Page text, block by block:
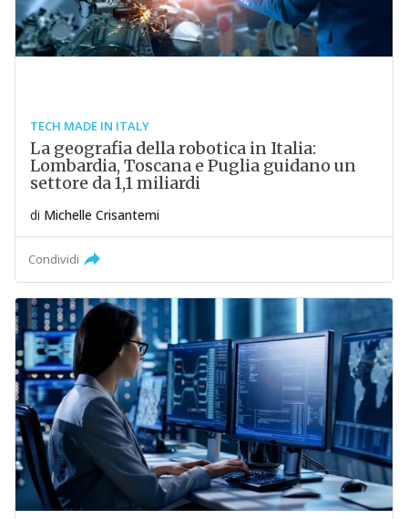
TECH MADE IN ITALY
La geografia della robotica in Italia:
Lombardia, Toscana e Puglia guidano un
settore da 1,1 miliardi
di Michelle Crisantemi
Condividi